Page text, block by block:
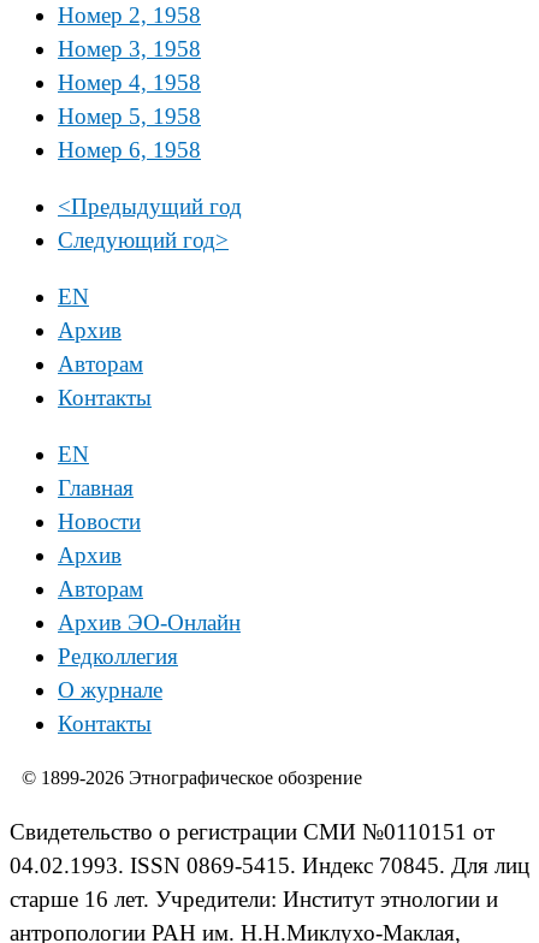
Номер 2, 1958
Номер 3, 1958
Номер 4, 1958
Номер 5, 1958
Номер 6, 1958
<Предыдущий год
Следующий год>
EN
Архив
Авторам
Контакты
EN
Главная
Новости
Архив
Авторам
Архив ЭО-Онлайн
Редколлегия
О журнале
Контакты
© 1899-2026 Этнографическое обозрение
Свидетельство о регистрации СМИ №0110151 от
04.02.1993. ISSN 0869-5415. Индекс 70845. Для лиц
старше 16 лет. Учредители: Институт этнологии и
антропологии РАН им. Н.Н.Миклухо-Маклая,